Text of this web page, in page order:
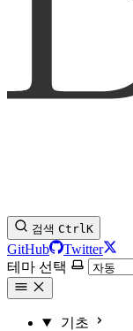
검색 CtrlK
GitHub
Twitter
테마 선택
기초